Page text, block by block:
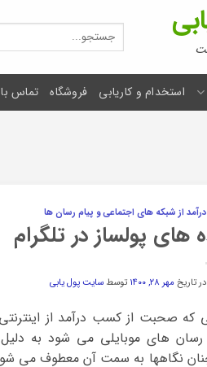
جستجو
برای:
استخدام و کاریابی فروشگاه تماس
از شبکه های اجتماعی و پیام رسان ها
های پولساز در تلگرام
تاریخ مهر ۲۸, ۱۴۰۰ توسطسایت پول یابی
که صحبت از کسب درآمد از
رسان های موبایلی می شود به دلیل
نگاهها به سمت آن معطوف می شود